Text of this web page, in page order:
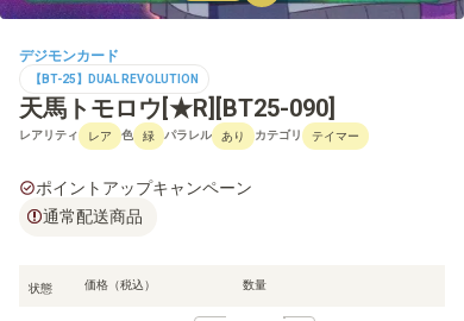
【BT-15】エクシード・アポカリプス
【BT-14】BLAST ACE
【BT-13】VSロイヤルナイツ
【BT-11】ディメンショナルフェイズ
デジモンカード
【BT-25】DUAL REVOLUTION
天馬トモロウ[★R][BT25-090]
レアリティ レア 色 緑 パラレル あり カテゴリ テイマー
ポイントアップキャンペーン
通常配送商品
状態 価格（税込） 数量